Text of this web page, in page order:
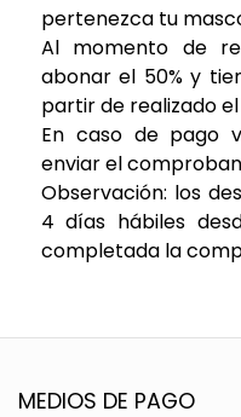
pertenezca tu
Al momento de
abonar el 50% y
partir de realizado
En caso de pago
enviar el
Observación: los
4 días hábiles
completada la
MEDIOS DE PAGO